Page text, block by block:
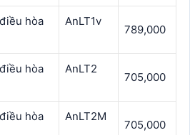
hòa
AnLT1v
789,000
hòa
AnLT2
705,000
hòa
AnLT2M
705,000